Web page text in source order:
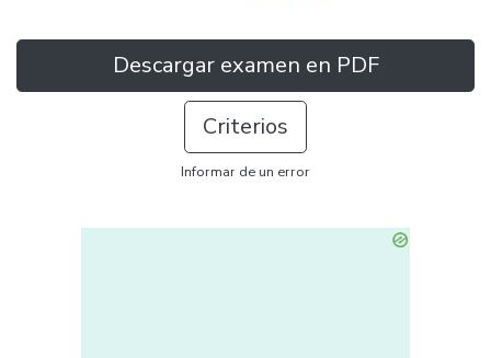
Descargar examen en PDF
Criterios
Informar de un error